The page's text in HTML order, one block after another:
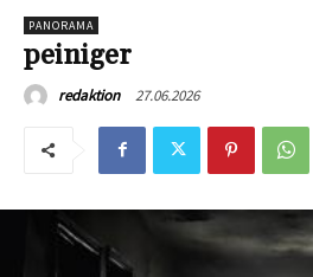
PANORAMA
peiniger
redaktion 27.06.2026